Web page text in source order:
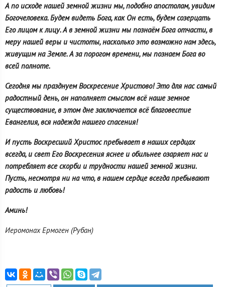
А по исходе нашей земной жизни мы, подобно апостолам, увидим
Богочеловека. Будем видеть Бога, как Он есть, будем созерцать
Его лицом к лицу. А в земной жизни мы познаём Бога отчасти, в
меру нашей веры и чистоты, насколько это возможно нам здесь,
живущим на Земле. А за порогом времени, мы познаем Бога во
всей полноте.
Сегодня мы празднуем Воскресение Христово! Это для нас самый
радостный день, он наполняет смыслом всё наше земное
существование, в этом дне заключается всё благовестие
Евангелия, вся надежда нашего спасения!
И пусть Воскресший Христос пребывает в наших сердцах
всегда, и свет Его Воскресения яснее и обильнее озаряет нас и
потребляет все скорби и трудности нашей земной жизни.
Пусть, несмотря ни на что, в нашем сердце всегда пребывают
радость и любовь!
Аминь!
Иеромонах Ермоген (Рубан)